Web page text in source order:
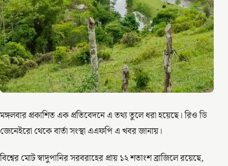
মঙ্গলবার প্রকাশিত এক প্রতিবেদনে এ তথ্য তুলে ধরা হয়েছে। রিও ডি
জেনেইরো থেকে বার্তা সংস্থা এএফপি এ খবর জানায়।
বিশ্বের মোট স্বাদুপানির সরবরাহের প্রায় ১২ শতাংশ ব্রাজিলে রয়েছে,